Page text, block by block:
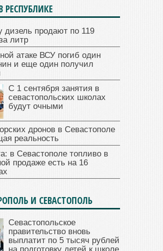
РЕСПУБЛИКЕ
дизель продают по 119
литр
атаке ВСУ погиб один
и еще один получил
С 1 сентября занятия в
севастопольских школах
будут очными
дронов в Севастополе
реальность
в Севастополе топливо в
продаже есть на 16
И СЕВАСТОПОЛЬ
Севастопольское
правительство вновь
выплатит по 5 тысяч рублей